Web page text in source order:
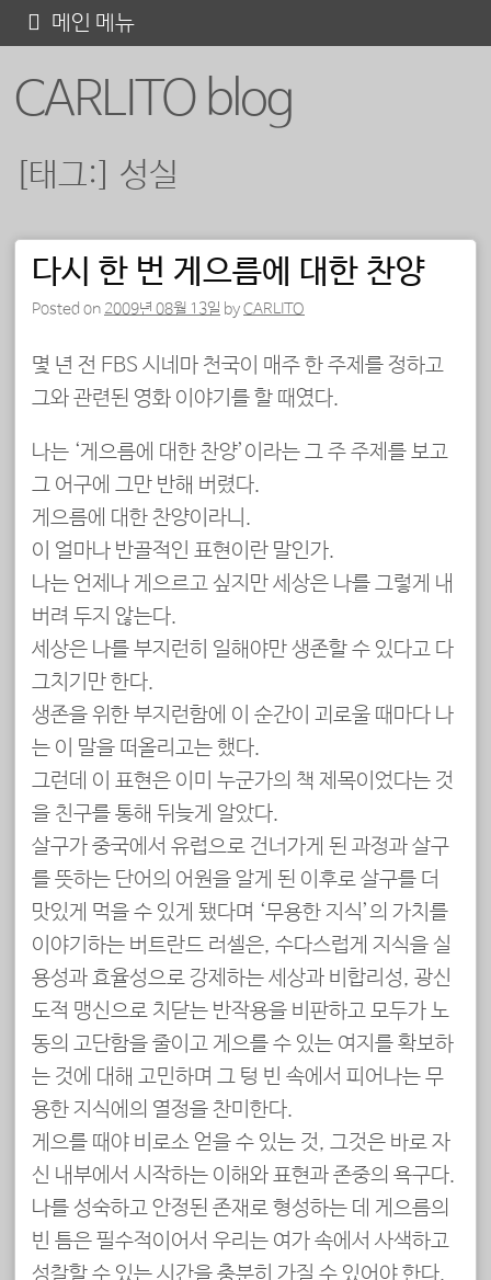
CARLITO blog
메인 메뉴
텐
[태그:] 성실
포스트 내비게이션
다시 한 번 게으름에 대한 찬양
Posted on 2009년 08월 13일 byCARLITO
몇 년 전 EBS 시네마 천국이 매주 한 주제를 정하고
그와 관련된 영화 이야기를 할 때였다.
나는 ‘게으름에 대한 찬양’이라는 그 주 주제를 보고
그 어구에 그만 반해 버렸다.
게으름에 대한 찬양이라니.
이 얼마나 반골적인 표현이란 말인가.
나는 언제나 게으르고 싶지만 세상은 나를 그렇게 내
버려 두지 않는다.
세상은 나를 부지런히 일해야만 생존할 수 있다고 다
그치기만 한다.
생존을 위한 부지런함에 이 순간이 괴로울 때마다 나
는 이 말을 떠올리고는 했다.
그런데 이 표현은 이미 누군가의 책 제목이었다는 것
을 친구를 통해 뒤늦게 알았다.
살구가 중국에서 유럽으로 건너가게 된 과정과 살구
를 뜻하는 단어의 어원을 알게 된 이후로 살구를 더
맛있게 먹을 수 있게 됐다며 ‘무용한 지식’의 가치를
이야기하는 버트란드 러셀은, 수다스럽게 지식을 실
용성과 효율성으로 강제하는 세상과 비합리성, 광신
도적 맹신으로 치닫는 반작용을 비판하고 모두가 노
동의 고단함을 줄이고 게으를 수 있는 여지를 확보하
는 것에 대해 고민하며 그 텅 빈 속에서 피어나는 무
용한 지식에의 열정을 찬미한다.
게으를 때야 비로소 얻을 수 있는 것, 그것은 바로 자
신 내부에서 시작하는 이해와 표현과 존중의 욕구다.
나를 성숙하고 안정된 존재로 형성하는 데 게으름의
빈 틈은 필수적이어서 우리는 여가 속에서 사색하고
성찰할 수 있는 시간을 충분히 가질 수 있어야 한다.